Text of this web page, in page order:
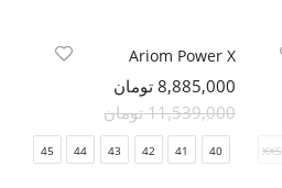
XXS
Ariom Power X
8,885,000 تومان
11,539,000 تومان
40
41
42
43
44
45